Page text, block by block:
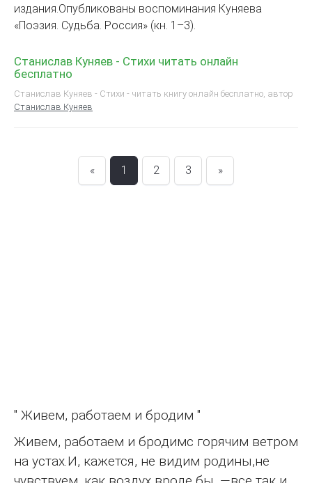
издания.Опубликованы воспоминания Куняева
«Поэзия. Судьба. Россия» (кн. 1–3).
Станислав Куняев - Стихи читать онлайн
бесплатно
Станислав Куняев - Стихи - читать книгу онлайн бесплатно, автор
Станислав Куняев
« 1 2 3 »
" Живем, работаем и бродим "
Живем, работаем и бродимс горячим ветром
на устах.И, кажется, не видим родины,не